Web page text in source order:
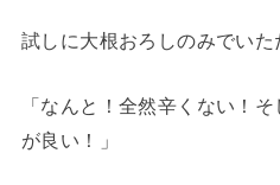
試しに大根おろしのみでいた
「なんと！全然辛くない！
が良い！」